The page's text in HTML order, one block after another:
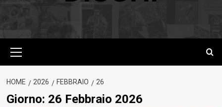
principale
HOME 2026 FEBBRAIO 26
Giorno: 26 Febbraio 2026